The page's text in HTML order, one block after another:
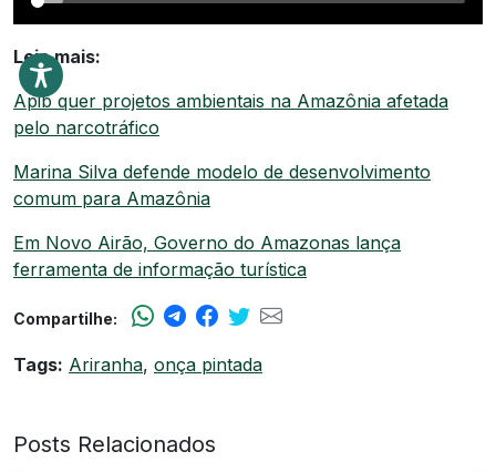
Leia mais:
Apib quer projetos ambientais na Amazônia afetada
pelo narcotráfico
Marina Silva defende modelo de desenvolvimento
comum para Amazônia
Em Novo Airão, Governo do Amazonas lança
ferramenta de informação turística
Compartilhe:
Tags: Ariranha, onça pintada
Posts Relacionados